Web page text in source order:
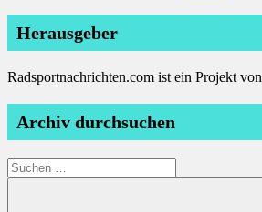
Herausgeber
Radsportnachrichten.com ist ein Projekt von
Archiv durchsuchen
Suchen
nach: